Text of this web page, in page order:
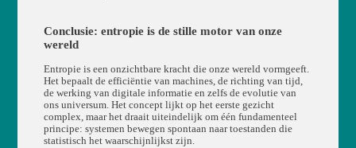
Conclusie: entropie is de stille motor van onze
wereld
Entropie is een onzichtbare kracht die onze wereld vormgeeft.
Het bepaalt de efficiëntie van machines, de richting van tijd,
de werking van digitale informatie en zelfs de evolutie van
ons universum. Het concept lijkt op het eerste gezicht
complex, maar het draait uiteindelijk om één fundamenteel
principe: systemen bewegen spontaan naar toestanden die
statistisch het waarschijnlijkst zijn.